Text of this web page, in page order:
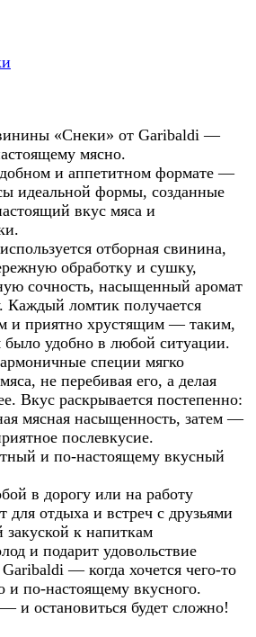
«Снеки» от Garibaldi —
мясно.
и аппетитном формате —
идеальной формы, созданные
вкус мяса и
отборная свинина,
обработку и сушку,
сочность, насыщенный аромат
Каждый ломтик получается
и приятно хрустящим — таким,
было удобно в любой ситуации.
специи мягко
не перебивая его, а делая
Вкус раскрывается постепенно:
мясная насыщенность, затем —
послевкусие.
и по-настоящему вкусный
в дорогу или на работу
отдыха и встреч с друзьями
к напиткам
и подарит удовольствие
— когда хочется чего-то
и по-настоящему вкусного.
и остановиться будет сложно!